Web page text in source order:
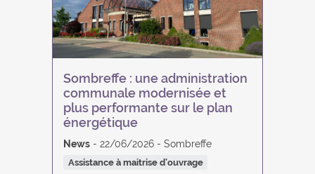
Sombreffe : une administration
communale modernisée et
plus performante sur le plan
énergétique
News 22/06/2026 Sombreffe
Assistance à maitrise d’ouvrage